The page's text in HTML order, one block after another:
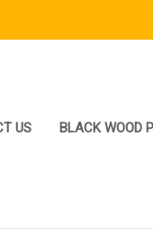
US BLACK WOOD